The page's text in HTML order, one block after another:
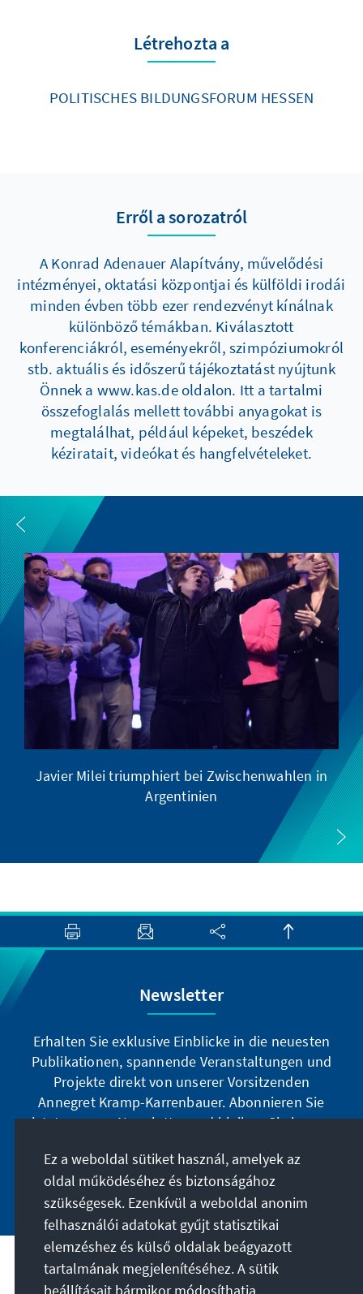
Létrehozta a
POLITISCHES BILDUNGSFORUM HESSEN
Erről a sorozatról
A Konrad Adenauer Alapítvány, művelődési
intézményei, oktatási központjai és külföldi irodái
minden évben több ezer rendezvényt kínálnak
különböző témákban. Kiválasztott
konferenciákról, eseményekről, szimpóziumokról
stb. aktuális és időszerű tájékoztatást nyújtunk
Önnek a www.kas.de oldalon. Itt a tartalmi
összefoglalás mellett további anyagokat is
megtalálhat, például képeket, beszédek
kéziratait, videókat és hangfelvételeket.
Javier Milei triumphiert bei Zwischenwahlen in
Argentinien
Newsletter
Erhalten Sie exklusive Einblicke in die neuesten
Publikationen, spannende Veranstaltungen und
Projekte direkt von unserer Vorsitzenden
Annegret Kramp-Karrenbauer. Abonnieren Sie
jetzt unseren Newsletter und bleiben Sie immer
Jetzt abonnieren
A célunk
Ez a weboldal sütiket használ, amelyek az
oldal működéséhez és biztonságához
szükségesek. Ezenkívül a weboldal anonim
felhasználói adatokat gyűjt statisztikai
elemzéshez és külső oldalak beágyazott
tartalmának megjelenítéséhez. A sütik
beállításait bármikor módosíthatja.